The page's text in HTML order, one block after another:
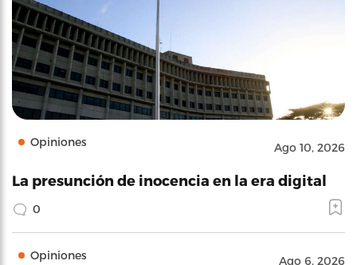
Opiniones Ago 10, 2026
La presunción de inocencia en la era digital
0
Opiniones Ago 6, 2026